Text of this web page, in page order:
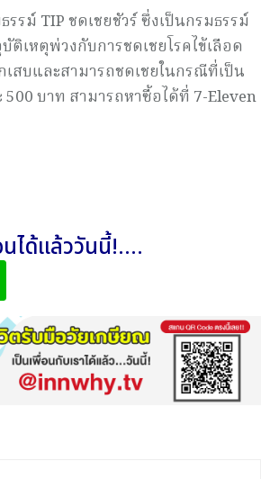
รม์ TIP ชดเชยชัวร์ ซึ่งเป็นกรมธรรม์
เหตุพ่วงกับการชดเชยโรคไข้เลือด
เสบและสามารถชดเชยในกรณีที่เป็น
บาท สามารถหาซื้อได้ที่ 7-Eleven
นได้แล้ววันนี้!....